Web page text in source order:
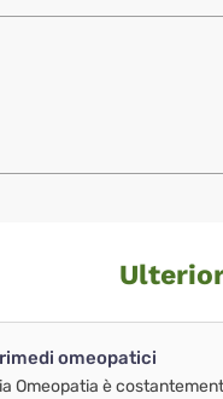
omeopatici
Omeopatia è